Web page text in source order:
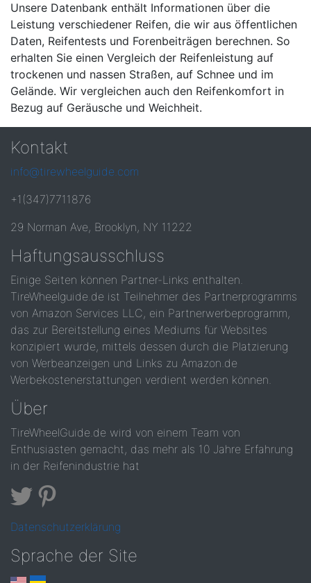
Unsere Datenbank enthält Informationen über die
Leistung verschiedener Reifen, die wir aus öffentlichen
Daten, Reifentests und Forenbeiträgen berechnen. So
erhalten Sie einen Vergleich der Reifenleistung auf
trockenen und nassen Straßen, auf Schnee und im
Gelände. Wir vergleichen auch den Reifenkomfort in
Bezug auf Geräusche und Weichheit.
Kontakt
info@tirewheelguide.com
+1(347)7711876
29 Norman Ave, Brooklyn, NY 11222
Haftungsausschluss
Einige Seiten können Partner-Links enthalten.
TireWheelguide.de ist Teilnehmer des Partnerprogramms
von Amazon Services LLC, ein Partnerwerbeprogramm,
das zur Bereitstellung eines Mediums für Websites
konzipiert wurde, mittels dessen durch die Platzierung
von Werbeanzeigen und Links zu Amazon.de
Werbekostenerstattungen verdient werden können.
Über
TireWheelGuide.de wird von einem Team von
Enthusiasten gemacht, das mehr als 10 Jahre Erfahrung
in der Reifenindustrie hat
Datenschutzerklärung
Sprache der Site